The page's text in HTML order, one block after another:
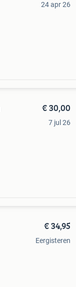
24 apr 26
€ 30,00
7 jul 26
€ 34,95
Eergisteren